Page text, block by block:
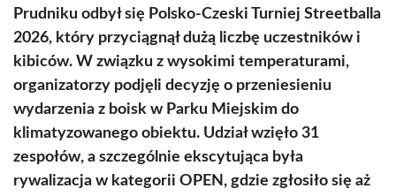
Prudniku odbył się Polsko-Czeski Turniej Streetballa
2026, który przyciągnął dużą liczbę uczestników i
kibiców. W związku z wysokimi temperaturami,
organizatorzy podjęli decyzję o przeniesieniu
wydarzenia z boisk w Parku Miejskim do
klimatyzowanego obiektu. Udział wzięło 31
zespołów, a szczególnie ekscytująca była
rywalizacja w kategorii OPEN, gdzie zgłosiło się aż